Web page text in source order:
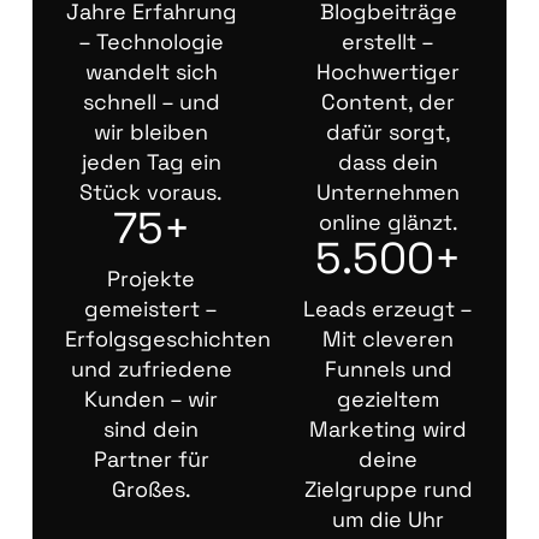
Jahre Erfahrung
– Technologie
wandelt sich
schnell – und
wir bleiben
jeden Tag ein
Stück voraus.
75+
Projekte
gemeistert –
Erfolgsgeschichten
und zufriedene
Kunden – wir
sind dein
Partner für
Großes.
Blogbeiträge
erstellt –
Hochwertiger
Content, der
dafür sorgt,
dass dein
Unternehmen
online glänzt.
5.500+
Leads erzeugt –
Mit cleveren
Funnels und
gezieltem
Marketing wird
deine
Zielgruppe rund
um die Uhr